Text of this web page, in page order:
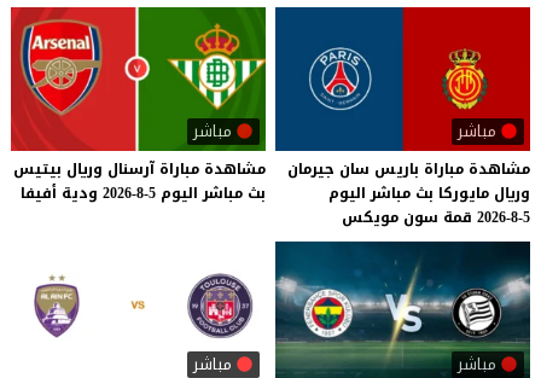
مباشر
مشاهدة مباراة باريس سان جيرمان
وريال مايوركا بث مباشر اليوم
5-8-2026
قمة سون مويكس
مباشر
مشاهدة مباراة آرسنال وريال بيتيس
بث مباشر اليوم 5-8-2026 ودية أفيفا
مباشر مباشر